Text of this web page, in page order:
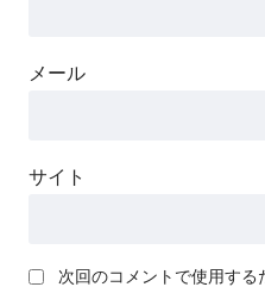
メール
サイト
次回のコメントで使用する